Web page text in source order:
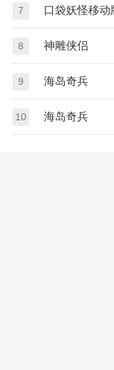
7 口袋妖怪移动
8 神雕侠侣
9 海岛奇兵
10 海岛奇兵